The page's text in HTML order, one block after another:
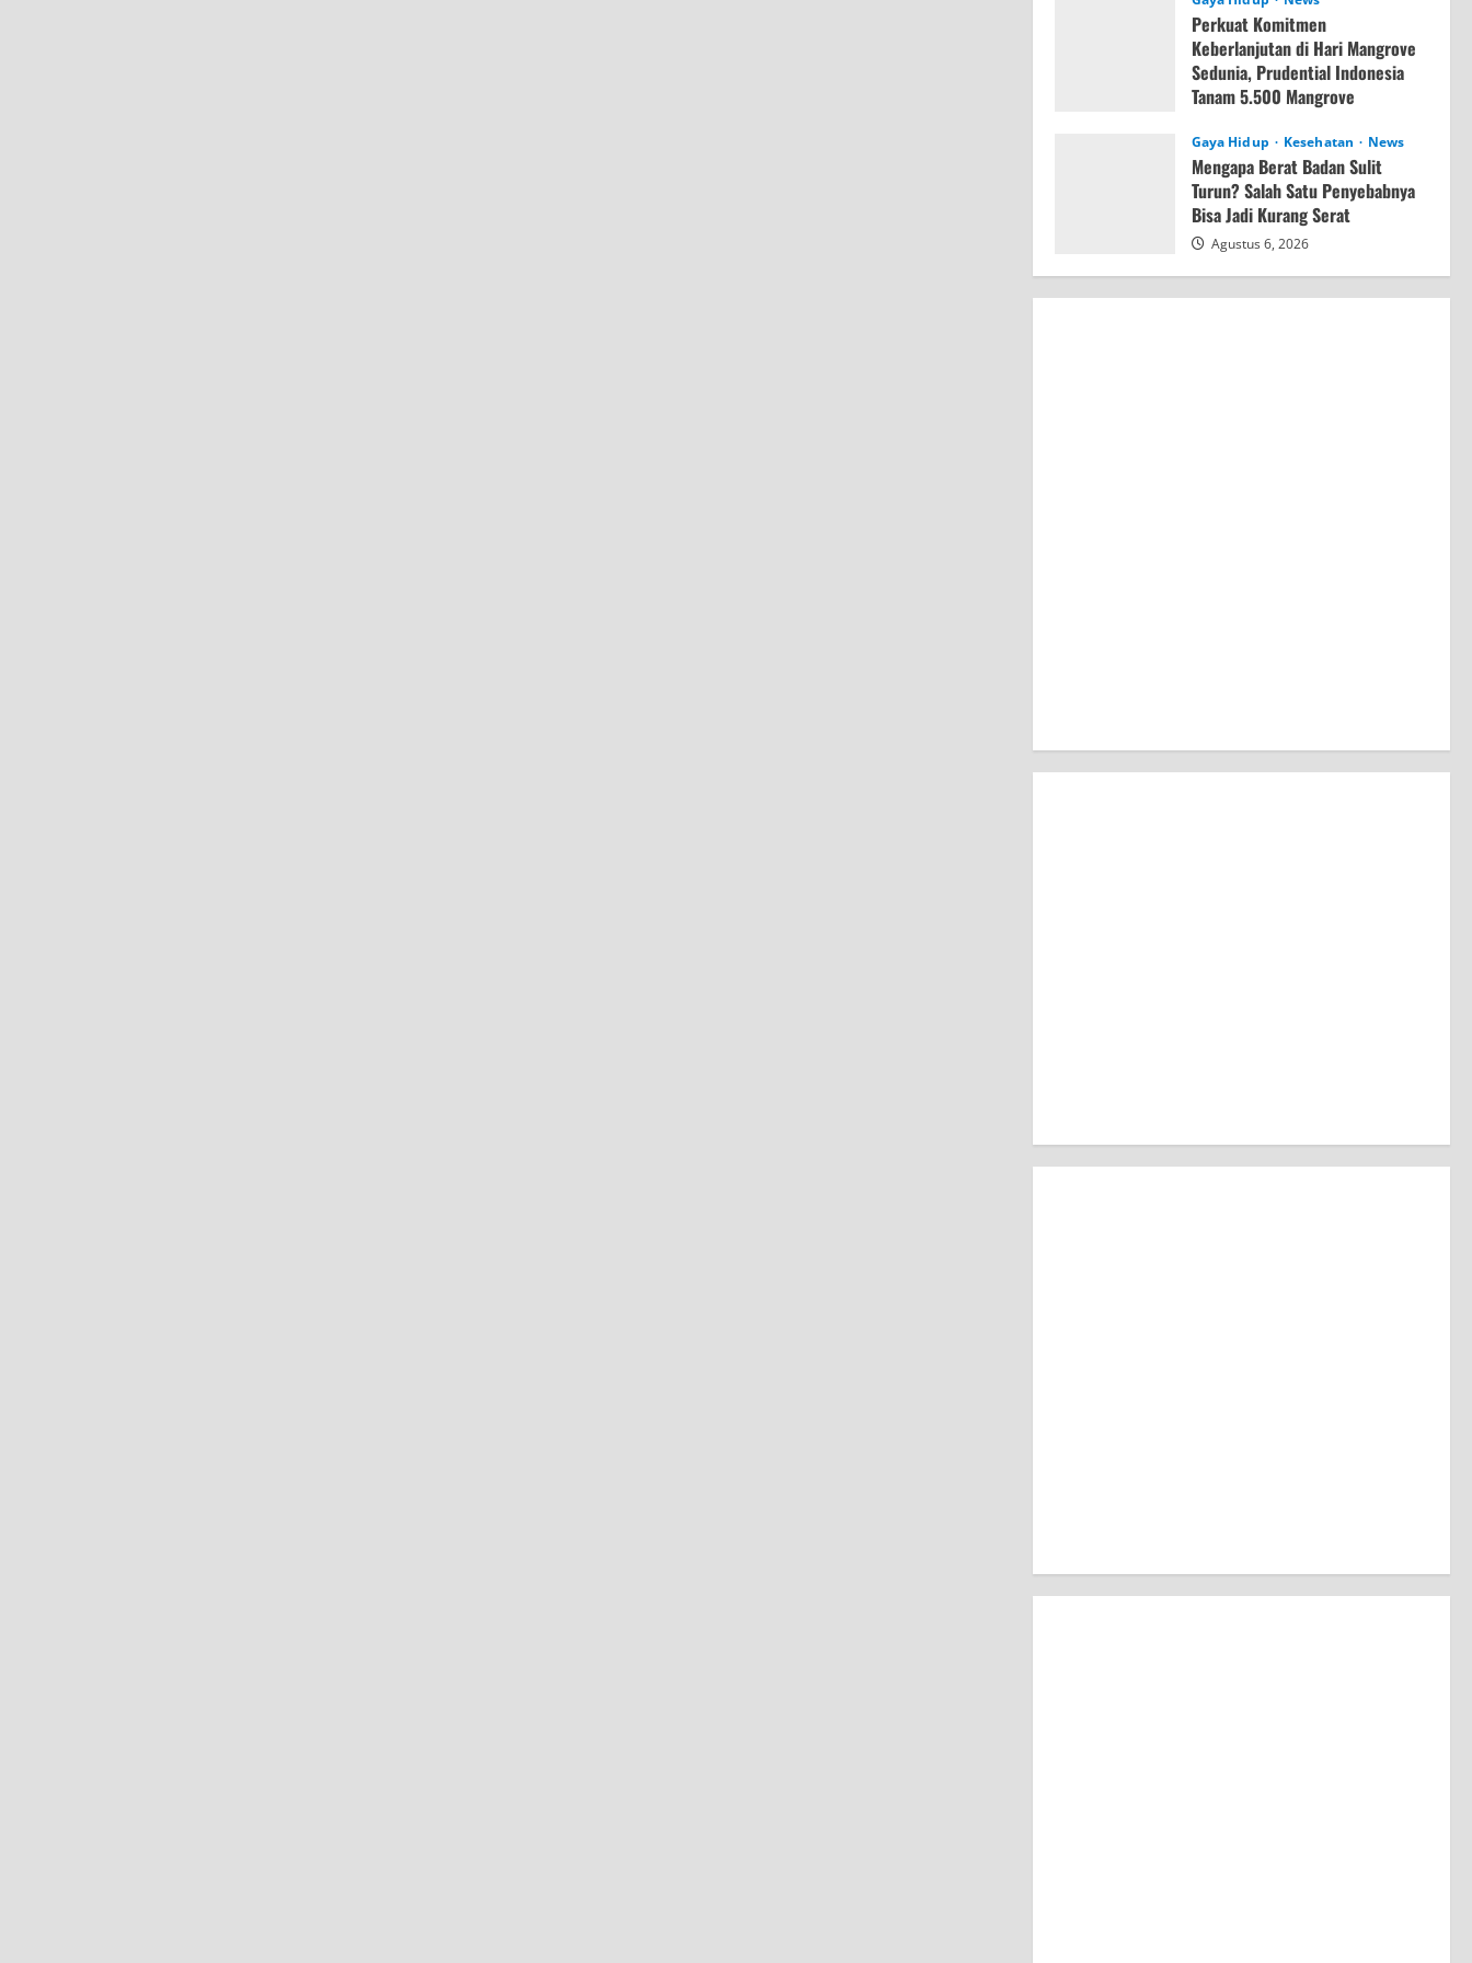
Perkuat Komitmen
Keberlanjutan di Hari Mangrove
Sedunia, Prudential Indonesia
Tanam 5.500 Mangrove
Gaya Hidup
Kesehatan News
Mengapa Berat Badan Sulit
Turun? Salah Satu Penyebabnya
Bisa Jadi Kurang Serat
Agustus 6, 2026